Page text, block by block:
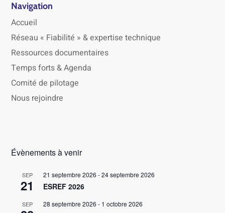
Navigation
Accueil
Réseau « Fiabilité » & expertise technique
Ressources documentaires
Temps forts & Agenda
Comité de pilotage
Nous rejoindre
Évènements à venir
SEP
21
21 septembre 2026 -24 septembre 2026
ESREF 2026
SEP 28 septembre 2026 - 1 octobre 2026